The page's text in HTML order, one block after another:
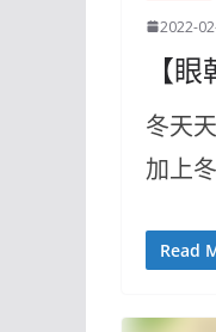
2022-
【
冬天
加上
Read